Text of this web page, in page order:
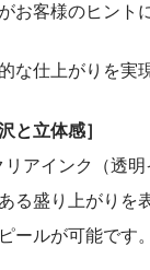
お客様のヒント
な仕上がりを実
と立体感］
アインク（透
る盛り上がり
ールが可能です。